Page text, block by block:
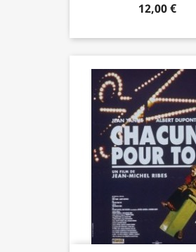
12,00 €